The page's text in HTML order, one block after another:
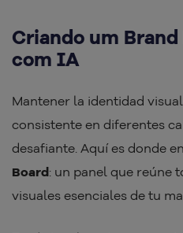
Criando um
com IA
Mantener la identidad
consistente en diferentes
desafiante. Aquí es donde
Board: un panel que reúne
visuales esenciales de tu